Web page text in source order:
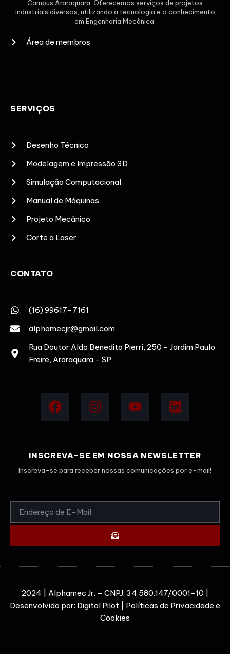
Campus Araraquara. Oferecemos serviços de projetos
industriais diversos, utilizando a tecnologia e o conhecimento
em Engenharia Mecânica.
Área de membros
SERVIÇOS
Desenho Técnico
Modelagem e Impressão 3D
Simulação Computacional
Manual de Máquinas
Projeto Mecânico
Corte a Laser
CONTATO
(16) 99617-7161
alphamecjr@gmail.com
Rua Doutor Aldo Benedito Pierri, 250 - Jardim Paulo
Freire, Araraquara - SP
INSCREVA-SE EM NOSSA NEWSLETTER
Inscreva-se para receber nossas comunicações por e-mail!
2024 | Alphamec Jr. – CNPJ: 34.580.147/0001-10 |
Desenvolvido por: Digital Pilot
Políticas de Privacidade e
Cookies